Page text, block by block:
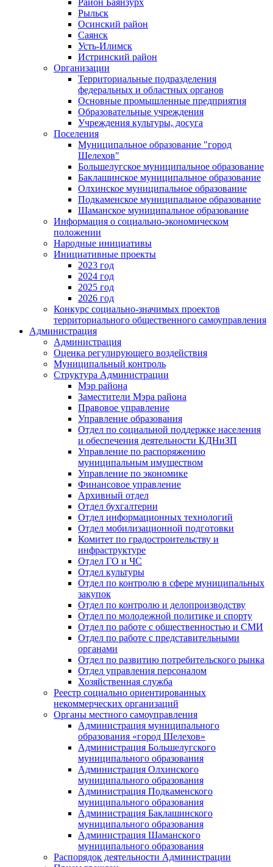
Рыльск
Осинский район
Саянск
Усть-Илимск
Истринский район
Организации
Территориальные подразделения
федеральных и областных органов
Основные промышленные предприятия
Образовательные учреждения
Учреждения культуры, досуга
Поселения
Муниципальное образование "город
Шелехов"
Большелугское муниципальное образование
Баклашинское муниципальное образование
Олхинское муниципальное образование
Подкаменское муниципальное образование
Шаманское муниципальное образование
Информация о социально-экономическом
положении
Народные инициативы
Инициативные проекты
2023 год
2024 год
2025 год
2026 год
Конкурс социально-значимых проектов
территориального общественного самоуправления
Администрация
Администрация
Оценка регулирующего воздействия
Муниципальный контроль
Структура Администрации
Мэр района
Заместители Мэра района
Правовое управление
Управление образования
Отдел по социальной поддержке населения
и обеспечения деятельности КДНиЗП
Управление по распоряжению
муниципальным имуществом
Управление по экономике
Финансовое управление
Архивный отдел
Отдел бухгалтерии
Отдел информационных технологий
Отдел мобилизационной подготовки
Комитет по градостроительству и
инфраструктуре
Отдел ГО и ЧС
Отдел культуры
Отдел по контролю в сфере муниципальных
закупок
Отдел по контролю и делопроизводству
Отдел по молодежной политике и спорту
Отдел по работе с общественностью и СМИ
Отдел по работе с представительными
органами
Отдел по развитию потребительского рынка
Отдел управления персоналом
Хозяйственная служба
Реестр социально ориентированных
некоммерческих организаций
Органы местного самоуправления
Администрация муниципального
образования «город Шелехов»
Администрация Большелугского
муниципального образования
Администрация Олхинского
муниципального образования
Администрация Подкаменского
муниципального образования
Администрация Баклашинского
муниципального образования
Администрация Шаманского
муниципального образования
Распорядок деятельности Администрации